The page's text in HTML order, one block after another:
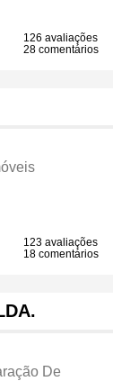
126 avaliações
28 comentários
123 avaliações
18 comentários
De